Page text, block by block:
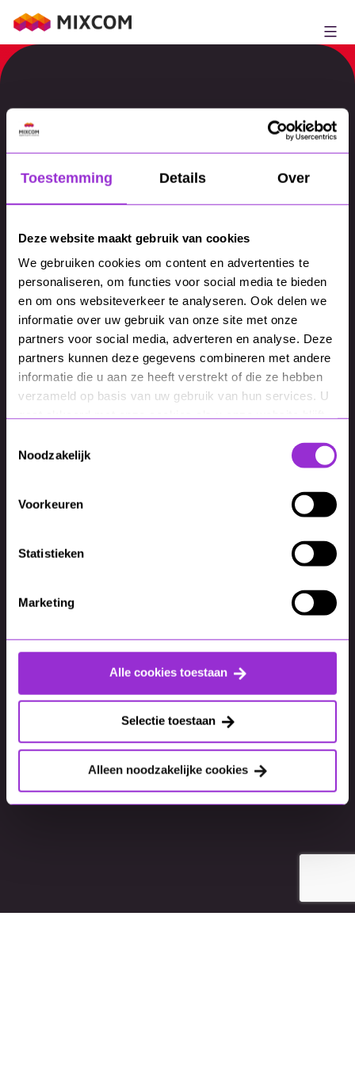
Toestemming Details Over
Deze website maakt gebruik van cookies
We gebruiken cookies om content en advertenties te
personaliseren, om functies voor social media te bieden
en om ons websiteverkeer te analyseren. Ook delen we
informatie over uw gebruik van onze site met onze
partners voor social media, adverteren en analyse. Deze
partners kunnen deze gegevens combineren met andere
informatie die u aan ze heeft verstrekt of die ze hebben
verzameld op basis van uw gebruik van hun services. U
Noodzakelijk
Voorkeuren
Statistieken
Marketing
Alle cookies toestaan
Selectie toestaan
Alleen noodzakelijke cookies
naar
de
inhoud
MixCom
Blijf op de hoogte
Volledige naam*
E-mailadres*